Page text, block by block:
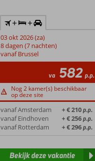
+ +
03 okt 2026 (za)
8 dagen (7 nachten)
vanaf Brussel
va 582 p.p.
Nog 2 kamer(s) beschikbaar
op deze site
vanaf Amsterdam + € 210p.p.
vanaf Eindhoven + € 256p.p.
vanaf Rotterdam + € 296p.p.
Bekijk deze vakantie